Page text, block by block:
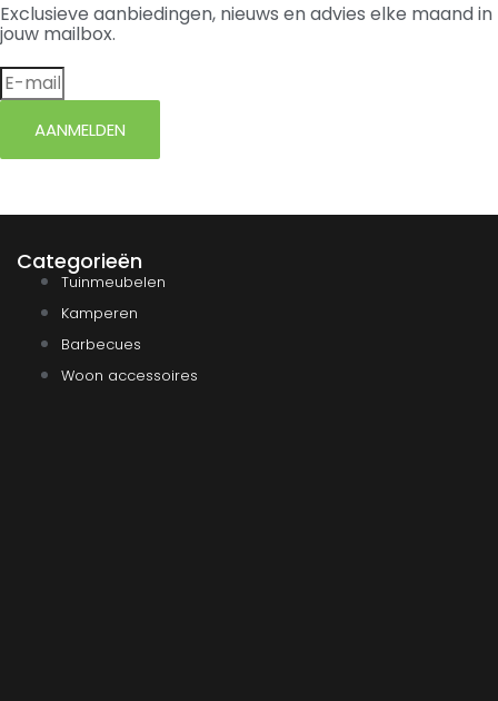
Exclusieve aanbiedingen, nieuws en advies elke maand in
jouw mailbox.
AANMELDEN
Categorieën
Tuinmeubelen
Kamperen
Barbecues
Woon accessoires